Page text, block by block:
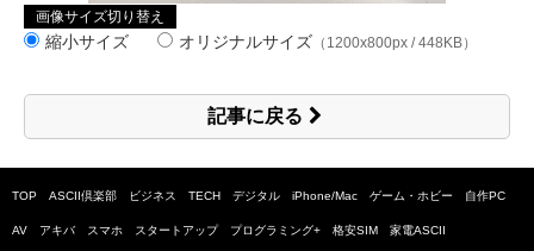
画像サイズ切り替え
縮小サイズ オリジナルサイズ （1200x800px / 448KB）
記事に戻る
TOP ASCII倶楽部 ビジネス TECH デジタル iPhone/Mac ゲーム・ホビー 自作PC
AV アキバ スマホ スタートアップ プログラミング+ 格安SIM 家電ASCII